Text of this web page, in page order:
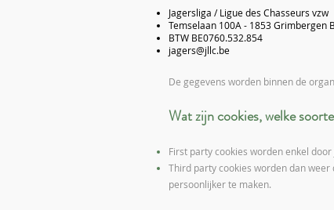
Jagersliga / Ligue des Chasseurs vzw
Temselaan 100A - 1853 Grimbergen
BTW BE0760.532.854
jagers@jllc.be
De gegevens worden binnen de
Wat zijn cookies, welke
First party cookies worden enkel
Third party cookies worden dan
persoonlijker te maken.